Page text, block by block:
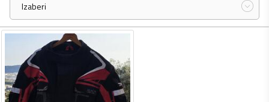
Izaberi